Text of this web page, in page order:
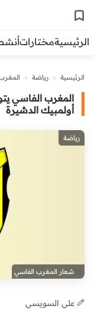
الرئيسيةمختارات
الرئيسية > رياضة >
المغرب الفاسي
أولمبيك الدشيرة
رياضة
شعار المغرب الفاسي
علي السويسي